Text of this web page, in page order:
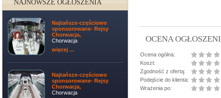
NAJNOWSZE OGŁOSZENIA
Najtańsze-częściowo
sponsorowane- Rejsy
Chorwacja,
Chorwacja
więcej ...
Najtańsze-częściowo
sponsorowane- Rejsy
Chorwacja,
Chorwacja
OCENA
Ocena ogólna:
Koszt:
Zgodność z ofertą:
Podejście do klienta:
Wrażenia po: